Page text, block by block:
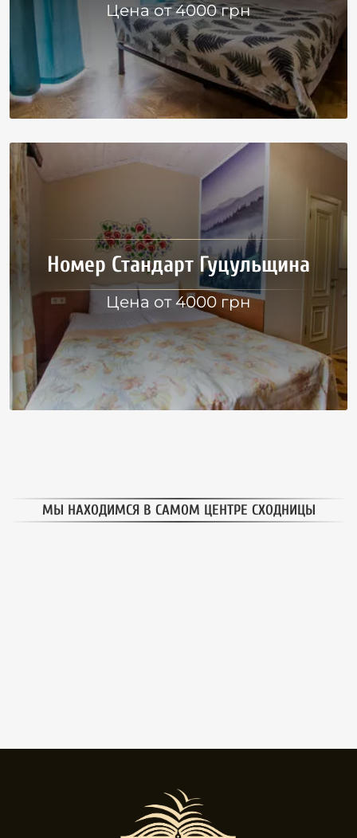
Цена от 4000 грн
Номер Стандарт Гуцульщина
Цена от 4000 грн
МЫ НАХОДИМСЯ В САМОМ ЦЕНТРЕ СХОДНИЦЫ